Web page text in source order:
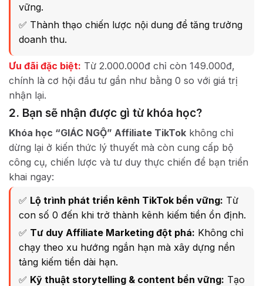
vững.
✅ Thành thạo chiến lược nội dung để tăng trưởng
doanh thu.
Ưu đãi đặc biệt: Từ 2.000.000đ chỉ còn 149.000đ,
chính là cơ hội đầu tư gần như bằng 0 so với giá trị
nhận lại.
2. Bạn sẽ nhận được gì từ khóa học?
Khóa học “GIÁC NGỘ” Affiliate TikTok không chỉ
dừng lại ở kiến thức lý thuyết mà còn cung cấp bộ
công cụ, chiến lược và tư duy thực chiến để bạn triển
khai ngay:
✅ Lộ trình phát triển kênh TikTok bền vững: Từ
con số 0 đến khi trở thành kênh kiếm tiền ổn định.
✅ Tư duy Affiliate Marketing đột phá: Không chỉ
chạy theo xu hướng ngắn hạn mà xây dựng nền
tảng kiếm tiền dài hạn.
✅ Kỹ thuật storytelling & content bền vững: Tạo